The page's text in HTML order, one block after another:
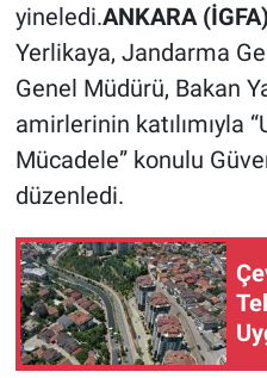
yineledi.ANKARA
Yerlikaya, Jandarma
Genel Müdürü, Bakan
amirlerinin katılımıyla
Mücadele” konulu
düzenledi.